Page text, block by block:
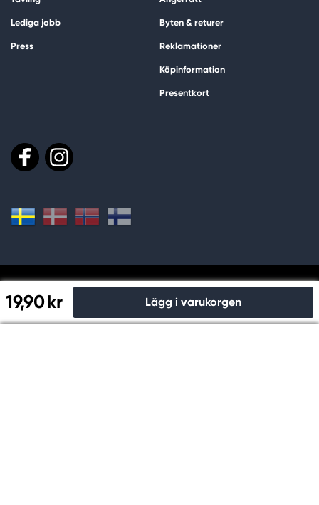
19,90 kr Lägg i varukorgen
Lediga jobb
Press
Byten & returer
Reklamationer
Köpinformation
Presentkort
Handla och betala säkert hos oss